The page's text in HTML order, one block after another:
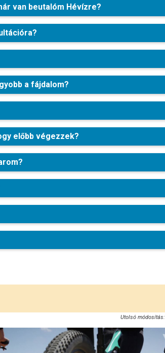
van beutalóm Hévízre?
a fájdalom?
előbb végezzek?
Utolsó módosítás: